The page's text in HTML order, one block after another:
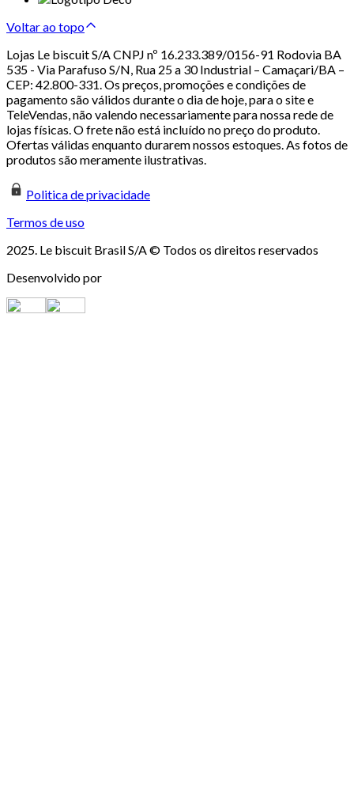
Voltar ao topo
Lojas Le biscuit S/A CNPJ nº 16.233.389/0156-91 Rodovia BA
535 - Via Parafuso S/N, Rua 25 a 30 Industrial – Camaçari/BA –
CEP: 42.800-331. Os preços, promoções e condições de
pagamento são válidos durante o dia de hoje, para o site e
TeleVendas, não valendo necessariamente para nossa rede de
lojas físicas. O frete não está incluído no preço do produto.
Ofertas válidas enquanto durarem nossos estoques. As fotos de
produtos são meramente ilustrativas.
Politica de privacidade
Termos de uso
2025. Le biscuit Brasil S/A © Todos os direitos reservados
Desenvolvido por